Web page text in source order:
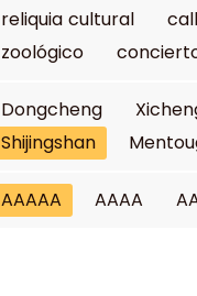
reliquia cultural
zoológico
Dongcheng
Shijingshan
AAAAA AAAA